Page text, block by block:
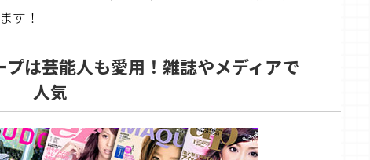
す！
は芸能人も愛用！雑誌やメディアで
人気